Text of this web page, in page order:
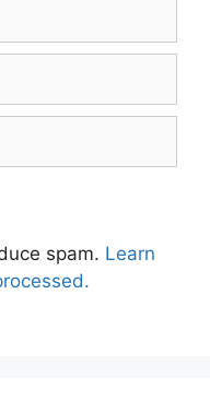
spam. Learn